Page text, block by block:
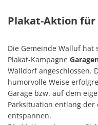
Plakat-Aktion
Die Gemeinde Walluf
Plakat-Kampagne
Walldorf angeschlossen.
humorvolle Weise
Garage bzw. auf dem
Parksituation entlang
entspannen.